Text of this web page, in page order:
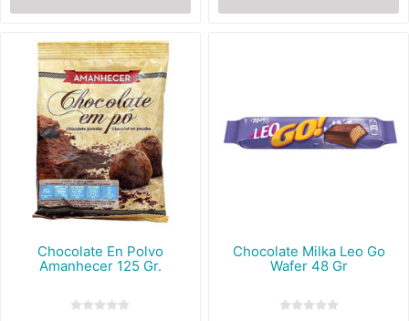
Chocolate En Polvo
Amanhecer 125 Gr.
Chocolate Milka Leo Go
Wafer 48 Gr